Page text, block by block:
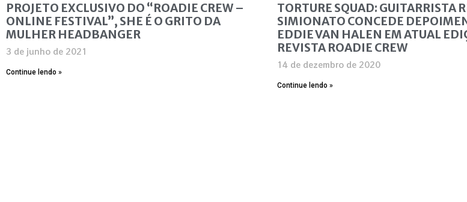
PROJETO EXCLUSIVO DO “ROADIE CREW –
ONLINE FESTIVAL”, SHE É O GRITO DA
MULHER HEADBANGER
3 de junho de 2021
Continue lendo »
TORTURE SQUAD: GUITARRISTA
SIMIONATO CONCEDE
EDDIE VAN HALEN EM ATUAL
REVISTA ROADIE CREW
14 de dezembro de 2020
Continue lendo »